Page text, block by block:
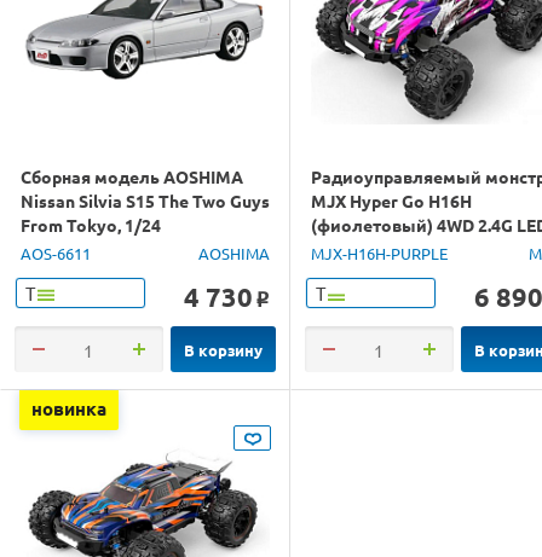
Сборная модель AOSHIMA
Nissan Silvia S15 The Two Guys
From Tokyo, 1/24
AOS-6611 AOSHIMA
Т 4 730 o
В корзину
Радиоуправляемый
MJX Hyper Go H16H
(фиолетовый) 4WD 2.4G
GPS 1/16 RTR
MJX-H16H-PURPLE
Т 6 890
В
новинка